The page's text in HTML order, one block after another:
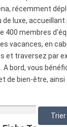
sans alcool
système de
et accès Wi-Fi
récemment
luxe, accueillant
400 membres
vacances, en
et traversez par
A bord, vous
de bien-être,